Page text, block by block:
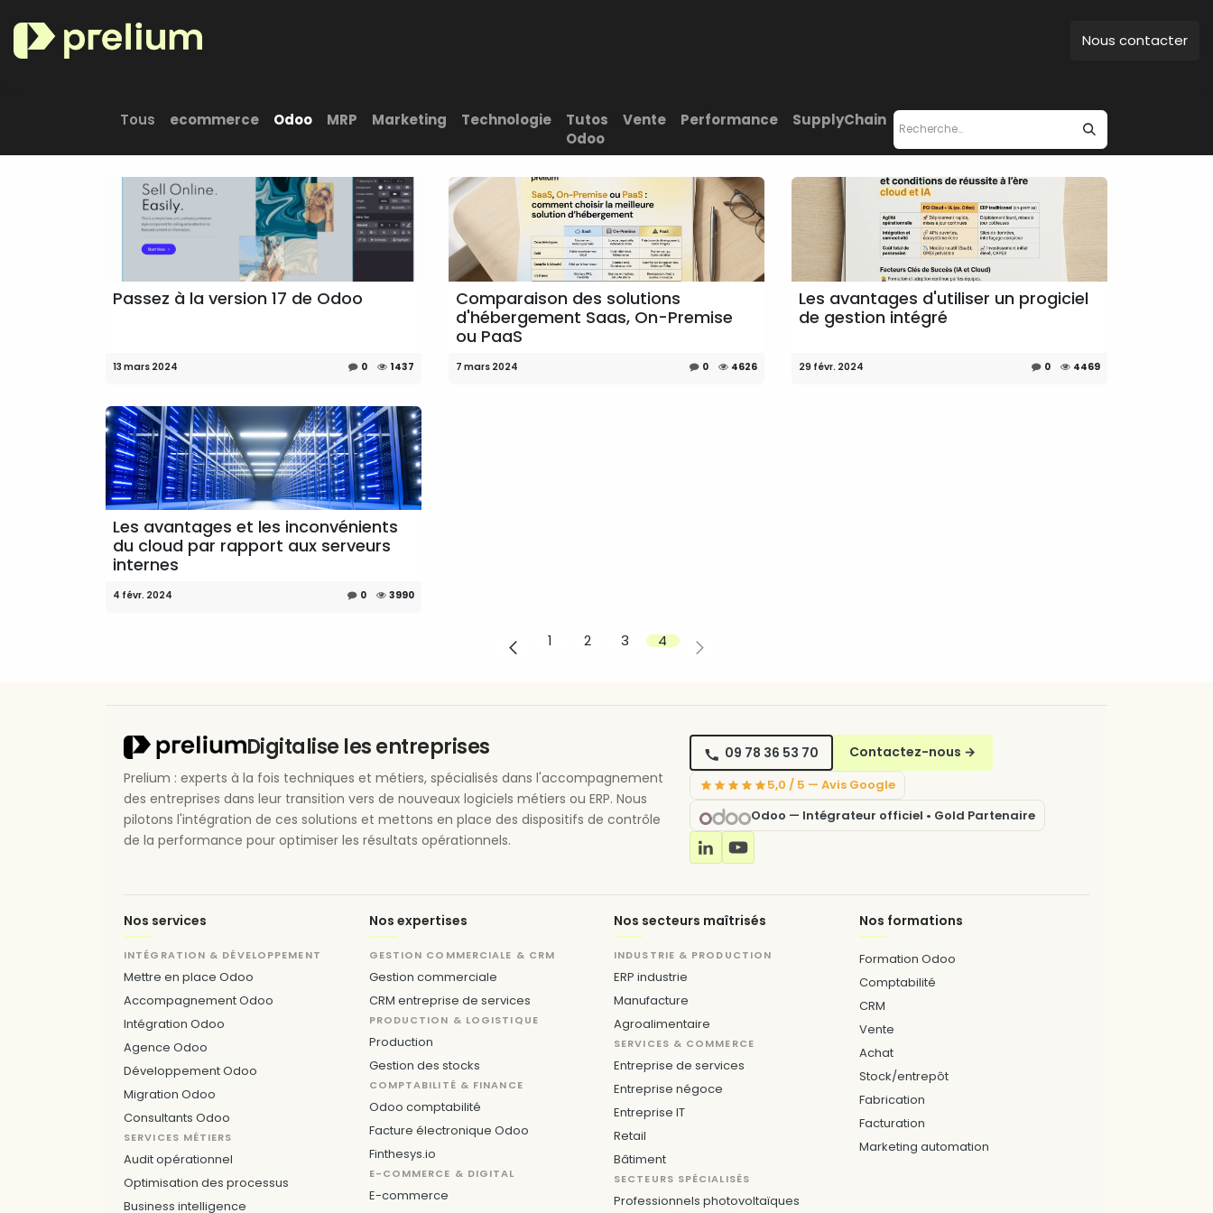
Nous contacter
Tous ecommerce Odoo MRP Marketing Technologie
Tutos
Odoo
Vente Performance SupplyChain
Passez à la version 17 de Odoo
13 mars 2024 0 1437
Comparaison des solutions
d'hébergement Saas, On-Premise
ou PaaS
7 mars 2024 0 4626
Les avantages d'utiliser un progiciel
de gestion intégré
29 févr. 2024 0 4469
Les avantages et les inconvénients
du cloud par rapport aux serveurs
internes
4 févr. 2024 0 3990
1 2 3 4
Digitalise les entreprises
Prelium : experts à la fois techniques et métiers, spécialisés dans l'accompagnement
des entreprises dans leur transition vers de nouveaux logiciels métiers ou ERP. Nous
pilotons l'intégration de ces solutions et mettons en place des dispositifs de contrôle
de la performance pour optimiser les résultats opérationnels.
09 78 36 53 70 Contactez-nous →
5,0 / 5 — Avis Google
Odoo — Intégrateur officiel • Gold Partenaire
Nos services
INTÉGRATION & DÉVELOPPEMENT
Mettre en place Odoo
Accompagnement Odoo
Intégration Odoo
Agence Odoo
Développement Odoo
Migration Odoo
Consultants Odoo
SERVICES MÉTIERS
Audit opérationnel
Optimisation des processus
Business intelligence
Nos expertises
GESTION COMMERCIALE & CRM
Gestion commerciale
CRM entreprise de services
PRODUCTION & LOGISTIQUE
Production
Gestion des stocks
COMPTABILITÉ & FINANCE
Odoo comptabilité
Facture électronique Odoo
Finthesys.io
E-COMMERCE & DIGITAL
E-commerce
Nos secteurs maîtrisés
INDUSTRIE & PRODUCTION
ERP industrie
Manufacture
Agroalimentaire
SERVICES & COMMERCE
Entreprise de services
Entreprise négoce
Entreprise IT
Retail
Bâtiment
SECTEURS SPÉCIALISÉS
Professionnels photovoltaïques
Nos formations
Formation Odoo
Comptabilité
CRM
Vente
Achat
Stock/entrepôt
Fabrication
Facturation
Marketing automation